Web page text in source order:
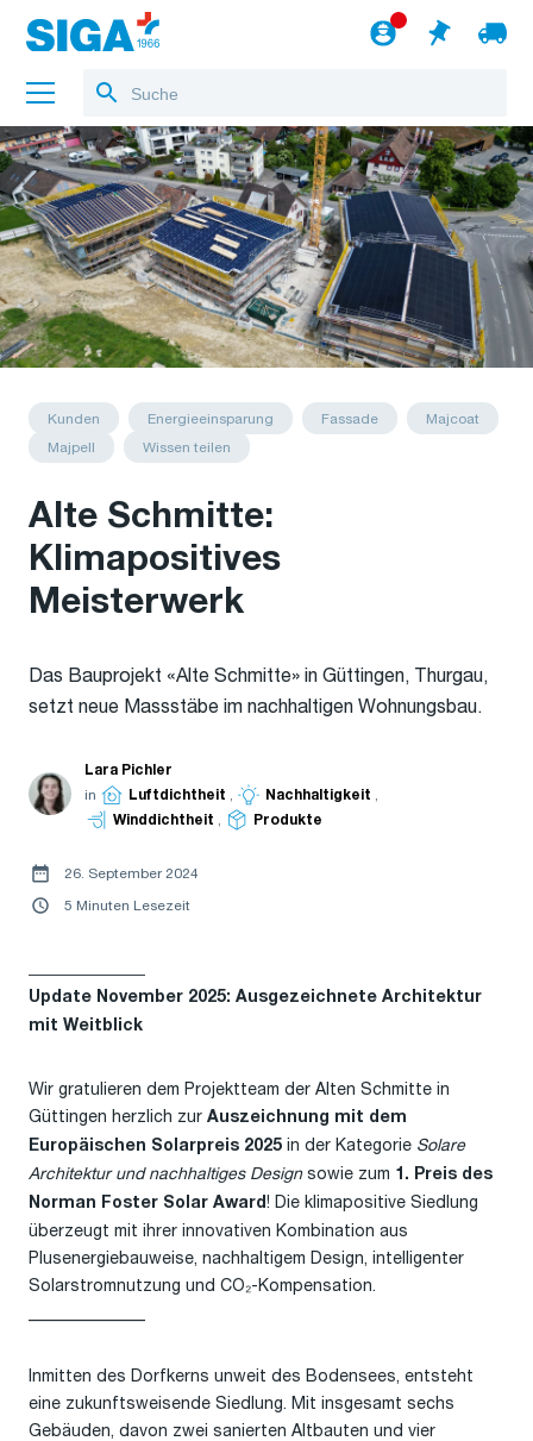
Über uns
Referenzen
Jobs
Blog
Deutsch
Kunden Energieeinsparung Fassade
Majcoat
Majpell
Wissen teilen
Alte Schmitte:
Klimapositives
Meisterwerk
Das Bauprojekt «Alte Schmitte» in Güttingen, Thurgau,
setzt neue Massstäbe im nachhaltigen Wohnungsbau.
Lara Pichler
in
Luftdichtheit , Nachhaltigkeit ,
Winddichtheit , Produkte
26. September 2024
5 Minuten Lesezeit
Update November 2025: Ausgezeichnete Architektur
mit Weitblick
Wir gratulieren dem Projektteam der Alten Schmitte in
Güttingen herzlich zur Auszeichnung mit dem
Europäischen Solarpreis 2025 in der Kategorie Solare
Architektur und nachhaltiges Designsowie zum 1. Preis des
Norman Foster Solar Award ! Die klimapositive Siedlung
überzeugt mit ihrer innovativen Kombination aus
Plusenergiebauweise, nachhaltigem Design, intelligenter
Solarstromnutzung und CO₂-Kompensation.
Inmitten des Dorfkerns unweit des Bodensees, entsteht
eine zukunftsweisende Siedlung. Mit insgesamt sechs
Gebäuden, davon zwei sanierten Altbauten und vier